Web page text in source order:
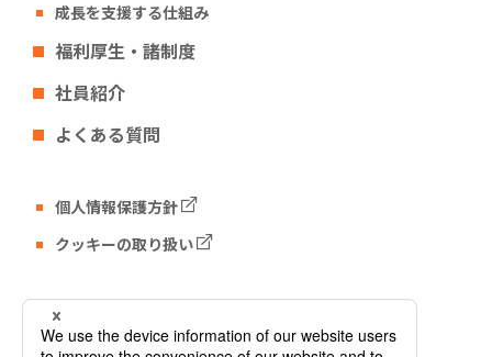
成長を支援する仕組み
福利厚生・諸制度
社員紹介
よくある質問
個人情報保護方針
クッキーの取り扱い
Tech Fun コーポレートサイト